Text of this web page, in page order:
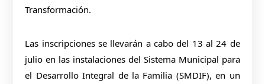
Transformación.
Las inscripciones se llevarán a cabo del 13 al 24 de
julio en las instalaciones del Sistema Municipal para
el Desarrollo Integral de la Familia (SMDIF), en un